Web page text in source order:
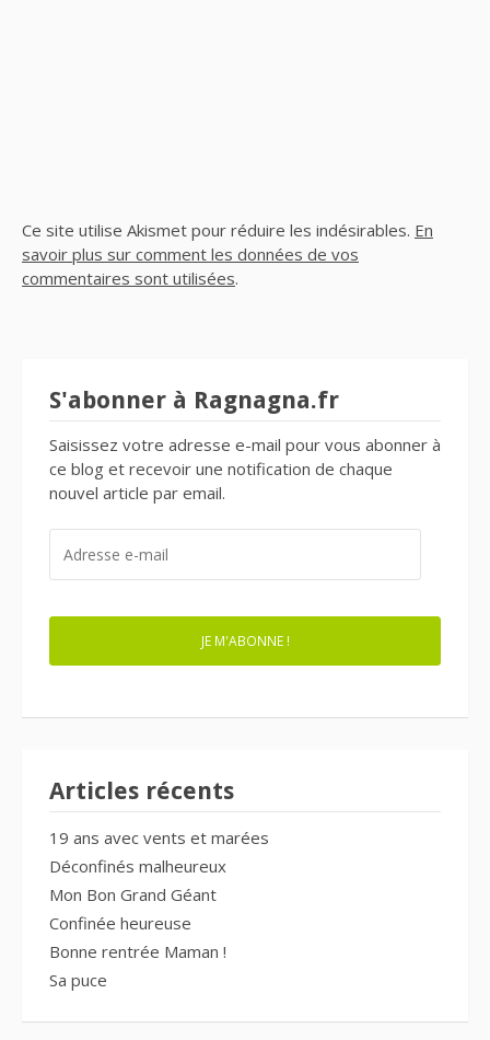
Ce site utilise Akismet pour réduire les indésirables. En
savoir plus sur comment les données de vos
commentaires sont utilisées.
S'abonner à Ragnagna.fr
Saisissez votre adresse e-mail pour vous abonner à
ce blog et recevoir une notification de chaque
nouvel article par email.
MAIL
JE M'ABONNE !
Articles récents
19 ans avec vents et marées
Déconfinés malheureux
Mon Bon Grand Géant
Confinée heureuse
Bonne rentrée Maman !
Sa puce